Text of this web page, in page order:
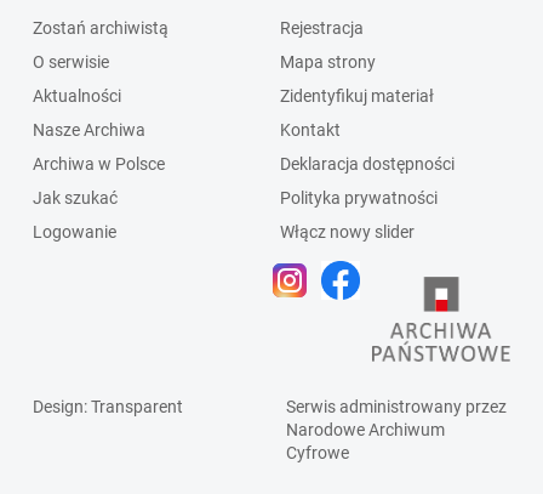
Zostań archiwistą
O serwisie
Aktualności
Nasze Archiwa
Archiwa w Polsce
Jak szukać
Logowanie
Rejestracja
Mapa strony
Zidentyfikuj materiał
Kontakt
Deklaracja dostępności
Polityka prywatności
Włącz nowy slider
Design: Transparent
Serwis administrowany przez
Narodowe Archiwum
Cyfrowe